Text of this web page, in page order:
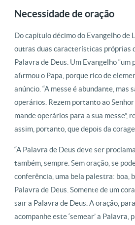
Necessidade de oração
Do capítulo décimo do Evangelho de
outras duas características próprias
Palavra de Deus. Um Evangelho “um
afirmou o Papa, porque rico de
anúncio. “A messe é abundante, mas
operários. Rezem portanto ao
mande operários para a sua messe”,
assim, portanto, que depois da
“A Palavra de Deus deve ser
também, sempre. Sem oração, se
conferência, uma bela palestra: boa,
Palavra de Deus. Somente de um
sair a Palavra de Deus. A oração,
acompanhe este ‘semear’ a Palavra,